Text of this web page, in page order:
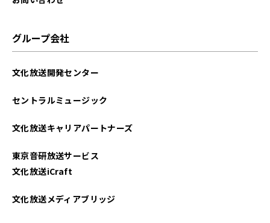
グループ会社
文化放送開発センター
セントラルミュージック
文化放送キャリアパートナーズ
東京音研放送サービス
文化放送iCraft
文化放送メディアブリッジ